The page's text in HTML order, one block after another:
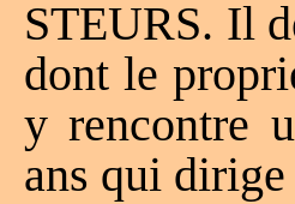
STEURS. Il
dont le
y rencontre
ans qui dirige